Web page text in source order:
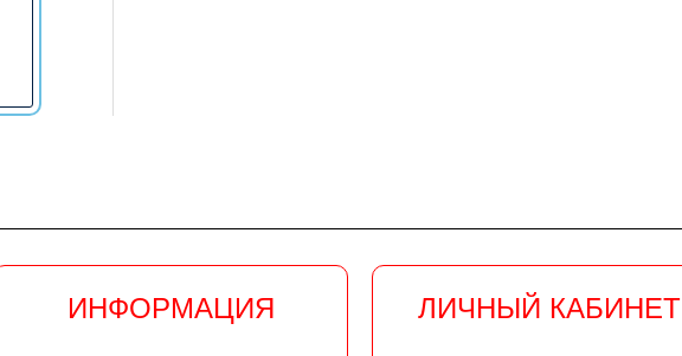
ИНФОРМАЦИЯ ЛИЧНЫЙ КАБИНЕТ